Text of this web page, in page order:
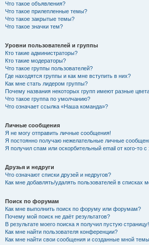
Что такое объявления?
Что такое прилепленные темы?
Что такое закрытые темы?
Что такое значки тем?
Уровни пользователей и группы
Кто такие администраторы?
Кто такие модераторы?
Что такое группы пользователей?
Где находятся группы и как мне вступить в них?
Как мне стать лидером группы?
Почему названия некоторых групп имеют разные
Что такое группа по умолчанию?
Что означает ссылка «Наша команда»?
Личные сообщения
Я не могу отправить личные сообщения!
Я постоянно получаю нежелательные личные
Я получил спам или оскорбительный email от кого-то
Друзья и недруги
Что означают списки друзей и недругов?
Как мне добавлять/удалять пользователей в списках
Поиск по форумам
Как мне выполнить поиск по форуму или форумам?
Почему мой поиск не даёт результатов?
В результате моего поиска я получил пустую страницу!
Как мне найти пользователя конференции?
Как мне найти свои сообщения и созданные мной